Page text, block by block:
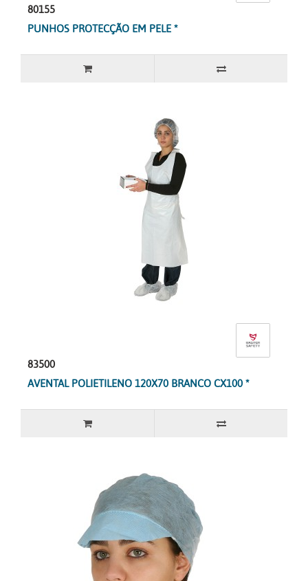
80155
PUNHOS PROTECÇÃO EM PELE *
83500
AVENTAL POLIETILENO 120X70 BRANCO CX100 *